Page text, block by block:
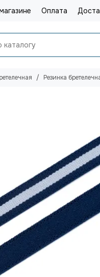
Оплата
Резинка